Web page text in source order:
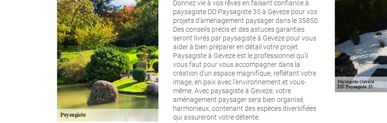
Donnez vie à vos rêves en faisant confiance à
paysagiste DD Paysagiste 35 à Geveze pour vos
projets d’aménagement paysager dans le 35850.
Des conseils précis et des astuces garanties
seront livrés par paysagiste à Geveze pour vous
aider à bien préparer en détail votre projet.
Paysagiste à Geveze est le professionnel qu’il
vous faut pour vous accompagner dans la
création d’un espace magnifique, reflétant votre
image, en paix avec l’environnement et vous-
même. Avec paysagiste à Geveze, votre
aménagement paysager sera bien organisé,
harmonieux, contenant des espèces diversifiées
qui assureront votre détente.